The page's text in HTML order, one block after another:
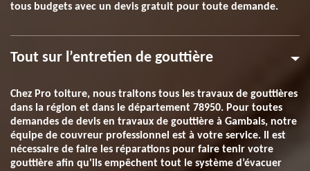
tous budgets avec un devis gratuit pour toute demande.
Tout sur l’entretien de gouttière
Chez Pro toiture, nous traitons tous les travaux de gouttières
dans la région et dans le département 78950. Pour toutes
demandes de devis en travaux de gouttière à Gambais, notre
équipe de couvreur professionnel est à votre service. Il est
nécessaire de faire les réparations pour faire tenir votre
gouttière afin qu'ils empêchent tout le système d’évacuer